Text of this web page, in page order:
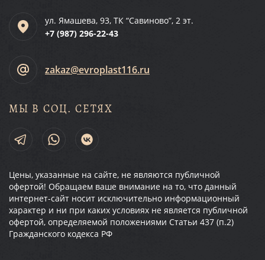
ул. Ямашева, 93, ТК “Савиново”, 2 эт.
+7 (987) 296-22-43
zakaz@evroplast116.ru
МЫ В СОЦ. СЕТЯХ
Цены, указанные на сайте, не являются публичной
офертой! Обращаем ваше внимание на то, что данный
интернет-сайт носит исключительно информационный
характер и ни при каких условиях не является публичной
офертой, определяемой положениями Статьи 437 (п.2)
Гражданского кодекса РФ